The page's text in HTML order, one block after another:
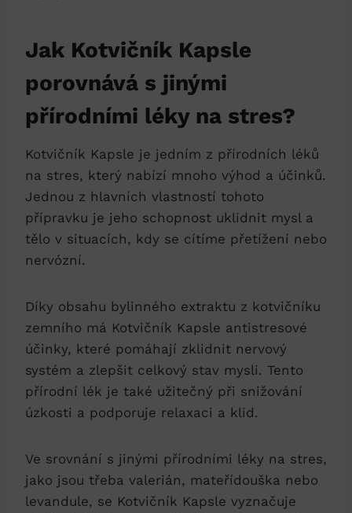
Jak Kotvičník Kapsle
porovnává s jinými
přírodními léky na stres?
Kotvičník Kapsle je jedním z přírodních léků
na stres, který nabízí mnoho výhod a účinků.
Jednou z hlavních vlastností tohoto
přípravku je jeho schopnost uklidnit mysl a
tělo v situacích, kdy se cítíme přetížení nebo
nervózní.
Díky obsahu bylinného extraktu z kotvičníku
zemního má Kotvičník Kapsle antistresové
účinky, které pomáhají zklidnit nervový
systém a zlepšit celkový stav mysli. Tento
přírodní lék je také užitečný při snižování
úzkosti a podporuje relaxaci a klid.
Ve srovnání s jinými přírodními léky na stres,
jako jsou třeba valerián, mateřídouška nebo
levandule, se Kotvičník Kapsle vyznačuje